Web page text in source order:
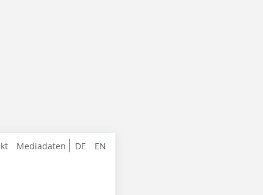
DE EN
Mediadaten